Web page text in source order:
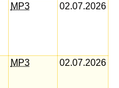
MP3 02.07.2026
MP3 02.07.2026